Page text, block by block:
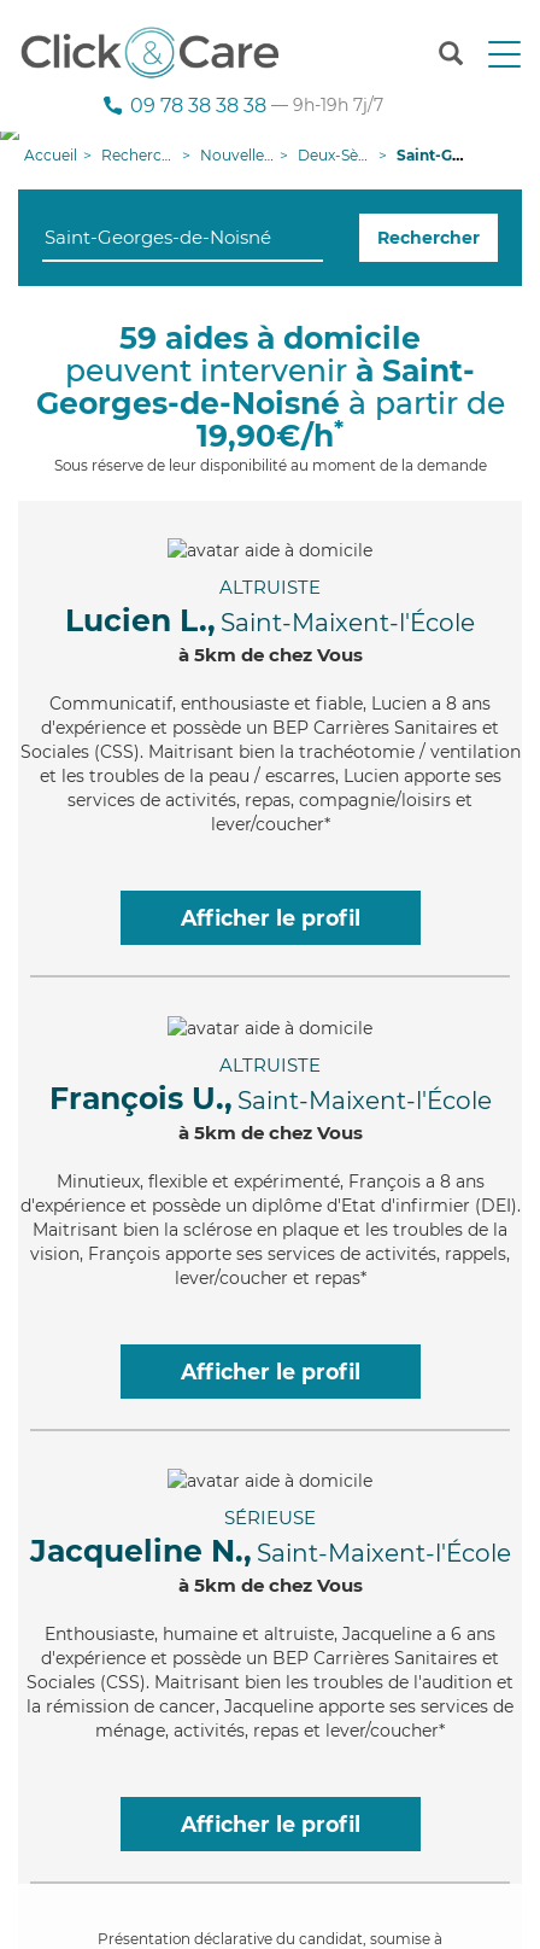
T
n
g
n
09 78 38 38 38 — 9h-19h 7j/7
Accueil Recherche aide à domicile Nouvelle-Aquitaine Deux-Sèvres Saint-Georges-de-Noisné
Rechercher
59 aides à domicile
peuvent intervenir à Saint-
Georges-de-Noisné à partir de
19,90€/h*
Sous réserve de leur disponibilité au moment de la demande
ALTRUISTE
Lucien L., Saint-Maixent-l'École
à 5km de chez Vous
Communicatif, enthousiaste et fiable, Lucien a 8 ans
d'expérience et possède un BEP Carrières Sanitaires et
Sociales (CSS). Maitrisant bien la trachéotomie / ventilation
et les troubles de la peau / escarres, Lucien apporte ses
services de activités, repas, compagnie/loisirs et
lever/coucher*
Afficher le profil
ALTRUISTE
François U., Saint-Maixent-l'École
à 5km de chez Vous
Minutieux, flexible et expérimenté, François a 8 ans
d'expérience et possède un diplôme d'Etat d'infirmier (DEI).
Maitrisant bien la sclérose en plaque et les troubles de la
vision, François apporte ses services de activités, rappels,
lever/coucher et repas*
Afficher le profil
SÉRIEUSE
Jacqueline N., Saint-Maixent-l'École
à 5km de chez Vous
Enthousiaste, humaine et altruiste, Jacqueline a 6 ans
d'expérience et possède un BEP Carrières Sanitaires et
Sociales (CSS). Maitrisant bien les troubles de l'audition et
la rémission de cancer, Jacqueline apporte ses services de
ménage, activités, repas et lever/coucher*
Afficher le profil
Présentation déclarative du candidat, soumise à